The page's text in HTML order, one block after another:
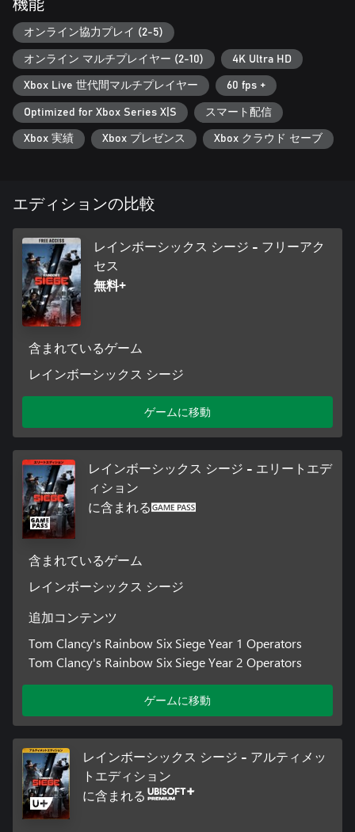
機能
オンライン協力プレイ (2-5)
オンライン マルチプレイヤー (2-10) 4K Ultra HD
Xbox Live 世代間マルチプレイヤー 60 fps +
Optimized for Xbox Series X|S スマート配信
Xbox 実績 Xbox プレゼンス Xbox クラウド セーブ
エディションの比較
レインボーシックス シージ - フリーアク
セス
無料+
含まれているゲーム
レインボーシックス シージ
ゲームに移動
レインボーシックス シージ - エリートエデ
ィション
に含まれる
含まれているゲーム
レインボーシックス シージ
追加コンテンツ
Tom Clancy's Rainbow Six Siege Year 1 Operators
Tom Clancy's Rainbow Six Siege Year 2 Operators
ゲームに移動
レインボーシックス シージ - アルティメッ
トエディション
に含まれる